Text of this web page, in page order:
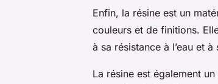
Enfin, la résine est un
couleurs et de finitions.
à sa résistance à l’eau et
La résine est également